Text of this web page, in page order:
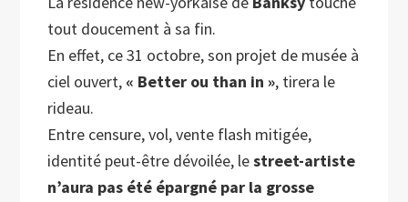
tout doucement à sa fin.
En effet, ce 31 octobre, son projet de musée à
ciel ouvert, « Better ou than in », tirera le
rideau.
Entre censure, vol, vente flash mitigée,
identité peut-être dévoilée, lestreet-artiste
n’aura pas été épargné par la grosse